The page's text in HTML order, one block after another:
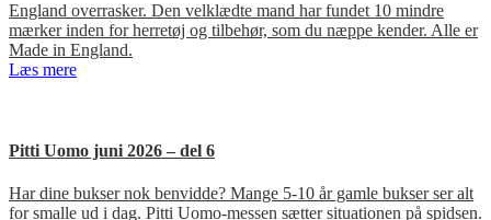
England overrasker. Den velklædte mand har fundet 10 mindre
mærker inden for herretøj og tilbehør, som du næppe kender. Alle er
Made in England.
Læs mere
Pitti Uomo juni 2026 – del 6
Har dine bukser nok benvidde? Mange 5-10 år gamle bukser ser alt
for smalle ud i dag. Pitti Uomo-messen sætter situationen på spidsen.